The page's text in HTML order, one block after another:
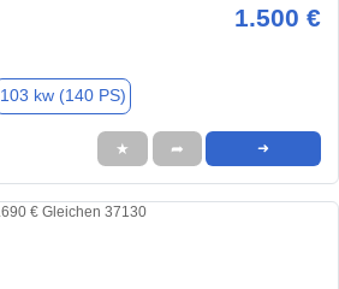
1.500 €
103 kw (140 PS)
★ ➦ ➜